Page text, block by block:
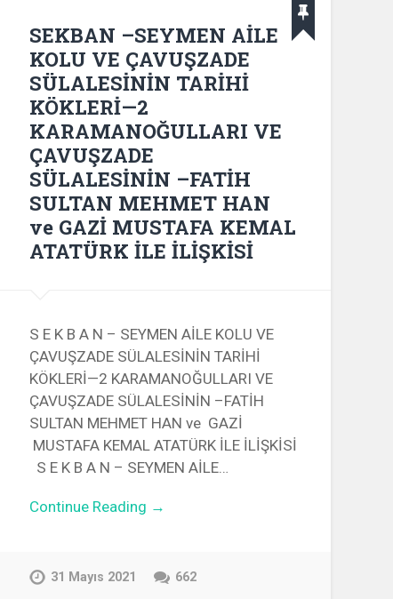
SEKBAN –SEYMEN AİLE
KOLU VE ÇAVUŞZADE
SÜLALESİNİN TARİHİ
KÖKLERİ—2
KARAMANOĞULLARI VE
ÇAVUŞZADE
SÜLALESİNİN –FATİH
SULTAN MEHMET HAN
ve GAZİ MUSTAFA KEMAL
ATATÜRK İLE İLİŞKİSİ
S E K B A N – SEYMEN AİLE KOLU VE
ÇAVUŞZADE SÜLALESİNİN TARİHİ
KÖKLERİ—2 KARAMANOĞULLARI VE
ÇAVUŞZADE SÜLALESİNİN –FATİH
SULTAN MEHMET HAN ve GAZİ
MUSTAFA KEMAL ATATÜRK İLE İLİŞKİSİ
S E K B A N – SEYMEN AİLE…
Continue Reading →
31 Mayıs 2021 662